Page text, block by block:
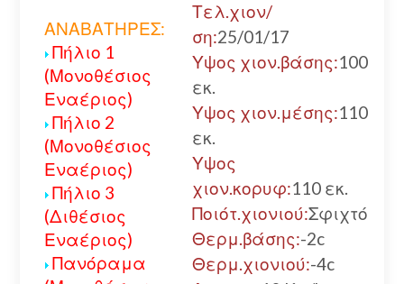
ΑΝΑΒΑΤΗΡΕΣ:
Πήλιο 1
(Μονοθέσιος
Εναέριος)
Πήλιο 2
(Μονοθέσιος
Εναέριος)
Πήλιο 3
(Διθέσιος
Εναέριος)
Πανόραμα
Τελ.χιον/
ση:25/01/17
Υψος χιον.βάσης:100
εκ.
Υψος χιον.μέσης:110
εκ.
Υψος
χιον.κορυφ:110 εκ.
Ποιότ.χιονιού:Σφιχτό
Θερμ.βάσης:-2c
Θερμ.χιονιού:-4c